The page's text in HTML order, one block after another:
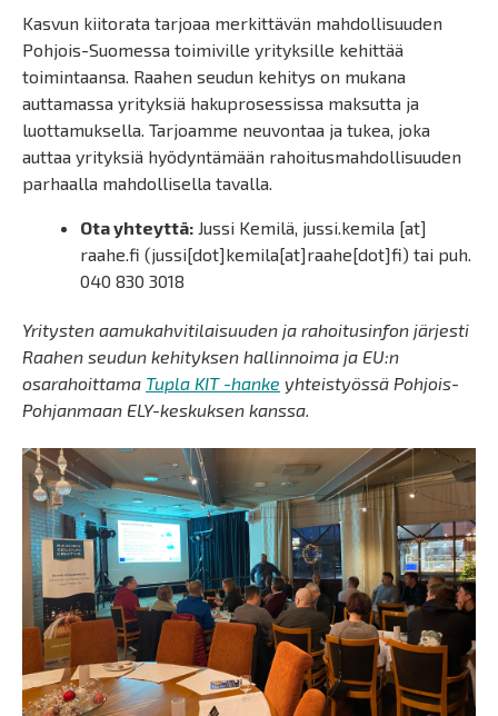
Kasvun kiitorata tarjoaa merkittävän mahdollisuuden
Pohjois-Suomessa toimiville yrityksille kehittää
toimintaansa. Raahen seudun kehitys on mukana
auttamassa yrityksiä hakuprosessissa maksutta ja
luottamuksella. Tarjoamme neuvontaa ja tukea, joka
auttaa yrityksiä hyödyntämään rahoitusmahdollisuuden
parhaalla mahdollisella tavalla.
Ota yhteyttä: Jussi Kemilä, jussi.kemila [at]
raahe.fi (jussi[dot]kemila[at]raahe[dot]fi) tai puh.
040 830 3018
Yritysten aamukahvitilaisuuden ja rahoitusinfon järjesti
Raahen seudun kehityksen hallinnoima ja EU:n
osarahoittama Tupla KIT -hanke yhteistyössä Pohjois-
Pohjanmaan ELY-keskuksen kanssa.